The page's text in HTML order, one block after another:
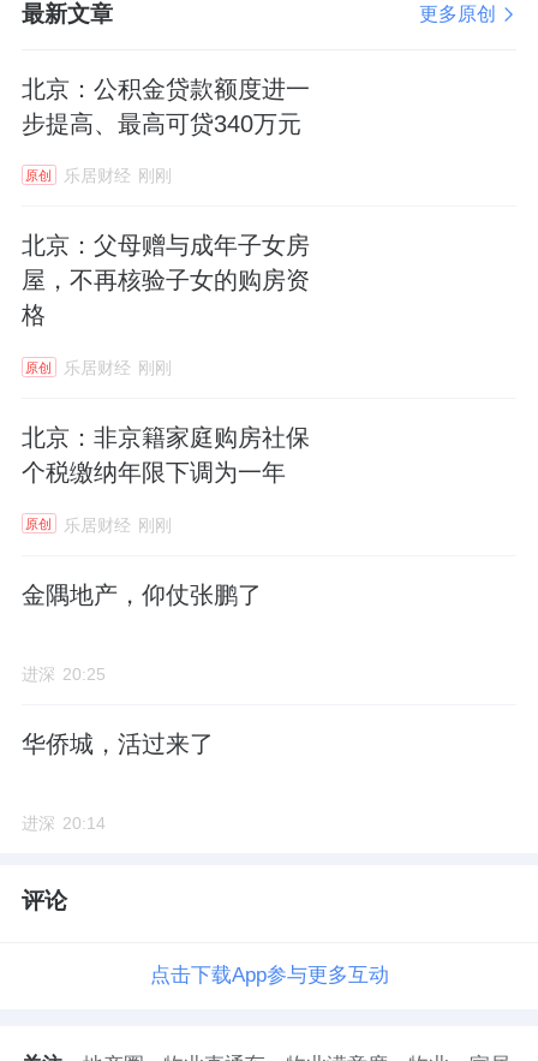
最新文章 更多原创
北京：公积金贷款额度进一
步提高、最高可贷340万元
原创 乐居财经 刚刚
北京：父母赠与成年子女房
屋，不再核验子女的购房资
格
原创 乐居财经 刚刚
北京：非京籍家庭购房社保
个税缴纳年限下调为一年
原创 乐居财经 刚刚
金隅地产，仰仗张鹏了
进深 20:25
华侨城，活过来了
进深 20:14
评论
点击下载App参与更多互动